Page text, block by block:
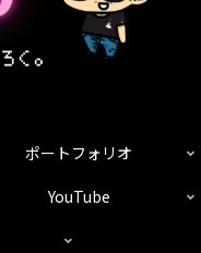
ポートフォリオ
YouTube